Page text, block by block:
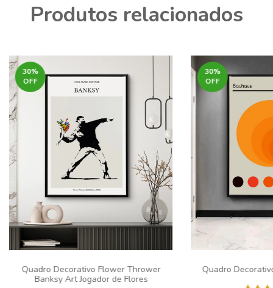
Produtos relacionados
30%
OFF
Quadro Decorativo Flower Thrower
Banksy Art Jogador de Flores
30%
OFF
Quadro